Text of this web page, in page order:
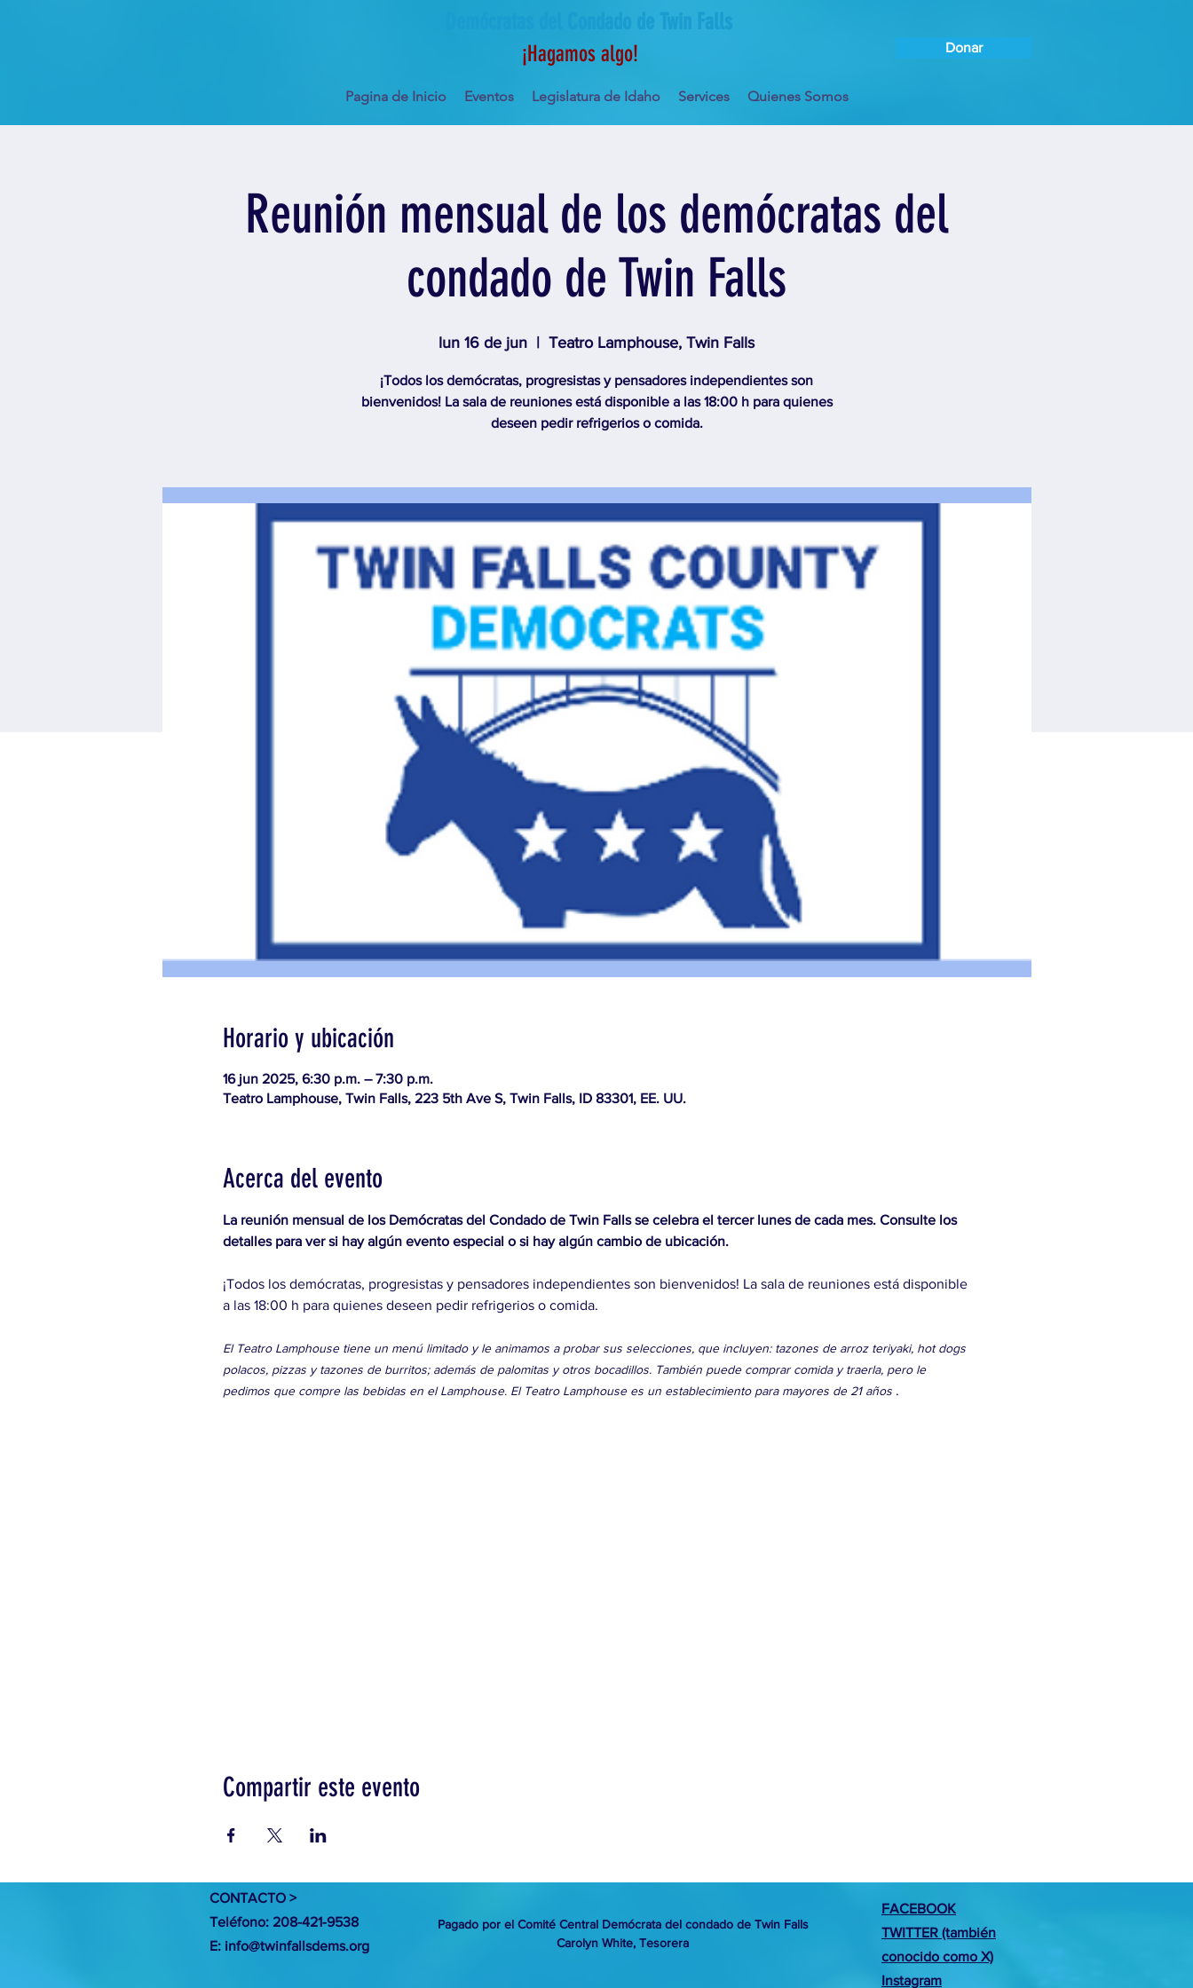
¡Hagamos algo!
Donar
Pagina de Inicio Eventos Legislatura de Idaho Services Quienes Somos
Reunión mensual de los demócratas del
condado de Twin Falls
lun 16 de jun Teatro Lamphouse, Twin Falls
¡Todos los demócratas, progresistas y pensadores independientes son
bienvenidos! La sala de reuniones está disponible a las 18:00 h para quienes
deseen pedir refrigerios o comida.
Horario y ubicación
16 jun 2025, 6:30 p.m. – 7:30 p.m.
Teatro Lamphouse, Twin Falls, 223 5th Ave S, Twin Falls, ID 83301, EE. UU.
Acerca del evento
La reunión mensual de los Demócratas del Condado de Twin Falls se celebra el tercer lunes de cada mes. Consulte los
detalles para ver si hay algún evento especial o si hay algún cambio de ubicación.
¡Todos los demócratas, progresistas y pensadores independientes son bienvenidos! La sala de reuniones está disponible
a las 18:00 h para quienes deseen pedir refrigerios o comida.
El Teatro Lamphouse tiene un menú limitado y le animamos a probar sus selecciones, que incluyen: tazones de arroz teriyaki, hot dogs
polacos, pizzas y tazones de burritos; además de palomitas y otros bocadillos. También puede comprar comida y traerla, pero le
pedimos que compre las bebidas en el Lamphouse. El Teatro Lamphouse es un establecimiento para mayores de 21 años .
Compartir este evento
CONTACTO >
Teléfono: 208-421-9538
E: info@twinfallsdems.org
Pagado por el Comité Central Demócrata del condado de Twin Falls
Carolyn White, Tesorera
FACEBOOK
TWITTER (también
conocido como X)
Instagram